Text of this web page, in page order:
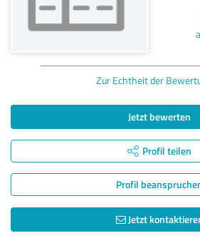
Zur Echtheit der
Jetzt bewerten
Profil teilen
Profil
Jetzt